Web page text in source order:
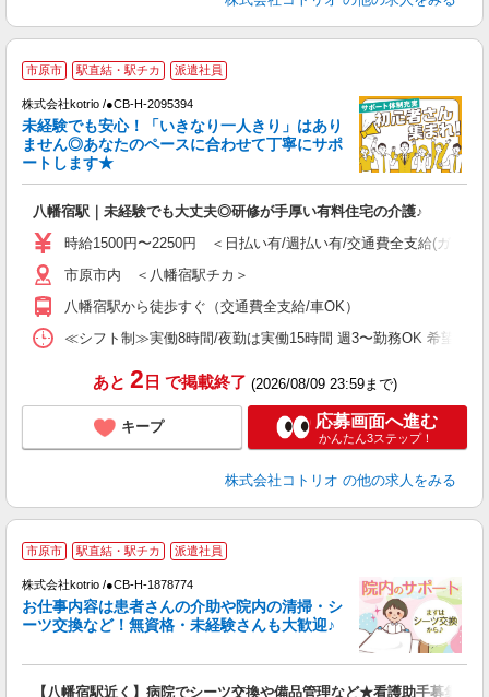
市原市 駅直結・駅チカ 派遣社員
株式会社kotrio /●CB-H-2095394
未経験でも安心！「いきなり一人きり」はあり
ません◎あなたのペースに合わせて丁寧にサポ
ートします★
八幡宿駅｜未経験でも大丈夫◎研修が手厚い有料住宅の介護♪
時給1500円〜2250円 ＜日払い有/週払い有/交通費全支給(ガソリ
市原市内 ＜八幡宿駅チカ＞
八幡宿駅から徒歩すぐ（交通費全支給/車OK）
≪シフト制≫実働8時間/夜勤は実働15時間 週3〜勤務OK 希望シ
あと 2 日 で掲載終了 (2026/08/09 23:59まで)
キープ 応募画面へ進む
かんたん3ステップ！
株式会社コトリオ の他の求人をみる
市原市 駅直結・駅チカ 派遣社員
株式会社kotrio /●CB-H-1878774
お仕事内容は患者さんの介助や院内の清掃・シ
ーツ交換など！無資格・未経験さんも大歓迎♪
【八幡宿駅近く】病院でシーツ交換や備品管理など★看護助手募集